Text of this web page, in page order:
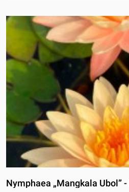
Nymphaea „Mangkala Ubol”